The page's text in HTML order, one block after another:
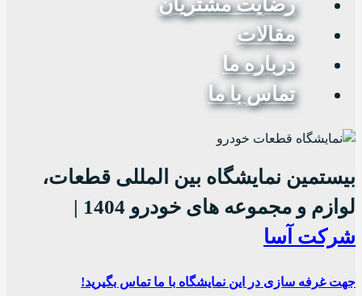
رضایت مشتریان
مقالات
درباره ما
تماس با ما
بیستمین نمایشگاه بین المللی قطعات،
لوازم و مجموعه های خودرو 1404 |
شرکت آسا
جهت غرفه سازی در این نمایشگاه با ما تماس بگیرید!